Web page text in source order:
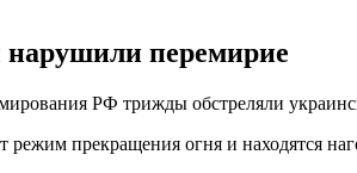
перемирие
РФ трижды обстреляли
прекращения огня и находятся